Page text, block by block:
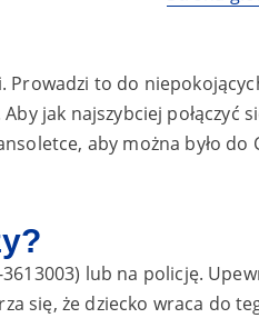
Prowadzi to do
jak najszybciej połączyć
aby można było do
lub na policję.
się, że dziecko wraca do